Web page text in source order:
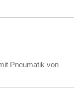
Pneumatik von